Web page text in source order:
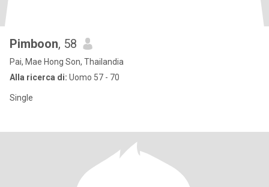
Pimboon, 58
Pai, Mae Hong Son, Thailandia
Alla ricerca di: Uomo 57 - 70
Single